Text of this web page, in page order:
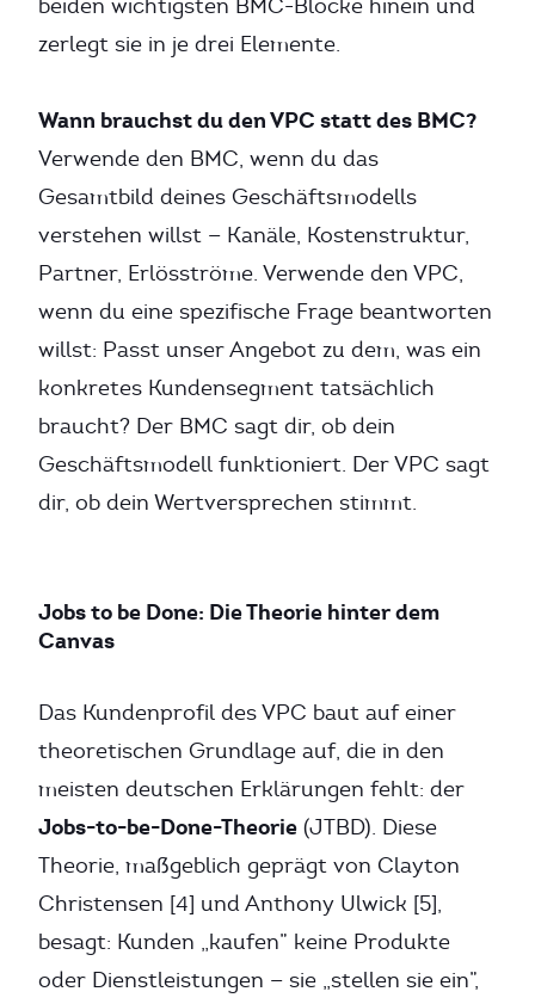
beiden wichtigsten BMC-Blöcke hinein und
zerlegt sie in je drei Elemente.
Wann brauchst du den VPC statt des BMC?
Verwende den BMC, wenn du das
Gesamtbild deines Geschäftsmodells
verstehen willst — Kanäle, Kostenstruktur,
Partner, Erlösströme. Verwende den VPC,
wenn du eine spezifische Frage beantworten
willst: Passt unser Angebot zu dem, was ein
konkretes Kundensegment tatsächlich
braucht? Der BMC sagt dir, ob dein
Geschäftsmodell funktioniert. Der VPC sagt
dir, ob dein Wertversprechen stimmt.
Jobs to be Done: Die Theorie hinter dem
Canvas
Das Kundenprofil des VPC baut auf einer
theoretischen Grundlage auf, die in den
meisten deutschen Erklärungen fehlt: der
Jobs-to-be-Done-Theorie (JTBD). Diese
Theorie, maßgeblich geprägt von Clayton
Christensen [4] und Anthony Ulwick [5],
besagt: Kunden „kaufen” keine Produkte
oder Dienstleistungen — sie „stellen sie ein”,